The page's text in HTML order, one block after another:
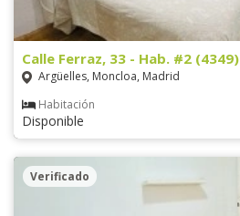
Calle Ferraz, 33 - Hab. #2 (4349)
Argüelles, Moncloa, Madrid
Habitación
Disponible
Verificado